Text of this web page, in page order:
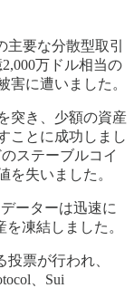
主要な分散型取引
万ドル相当の
害に遭いました。
突き、少額の資産
ことに成功しまし
ステーブルコイ
を失いました。
ーターは迅速に
凍結しました。
票が行われ、
、Sui